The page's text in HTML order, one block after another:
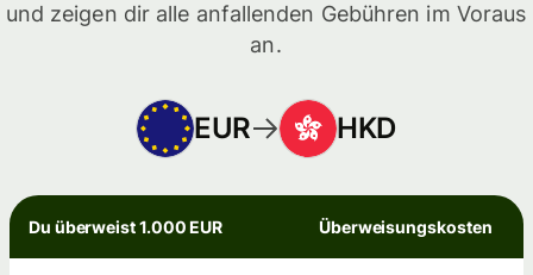
und zeigen dir alle anfallenden Gebühren im Voraus
an.
EUR HKD
Du überweist 1.000 EUR Überweisungskosten